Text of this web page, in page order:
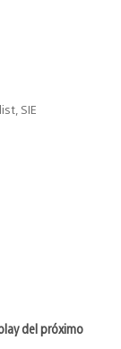
SIE
del próximo